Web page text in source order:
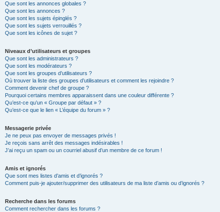
Que sont les annonces globales ?
Que sont les annonces ?
Que sont les sujets épinglés ?
Que sont les sujets verrouillés ?
Que sont les icônes de sujet ?
Niveaux d’utilisateurs et groupes
Que sont les administrateurs ?
Que sont les modérateurs ?
Que sont les groupes d’utilisateurs ?
Où trouver la liste des groupes d’utilisateurs et comment les rejoindre ?
Comment devenir chef de groupe ?
Pourquoi certains membres apparaissent dans une couleur différente ?
Qu’est-ce qu’un « Groupe par défaut » ?
Qu’est-ce que le lien « L’équipe du forum » ?
Messagerie privée
Je ne peux pas envoyer de messages privés !
Je reçois sans arrêt des messages indésirables !
J’ai reçu un spam ou un courriel abusif d’un membre de ce forum !
Amis et ignorés
Que sont mes listes d’amis et d’ignorés ?
Comment puis-je ajouter/supprimer des utilisateurs de ma liste d’amis ou d’ignorés ?
Recherche dans les forums
Comment rechercher dans les forums ?